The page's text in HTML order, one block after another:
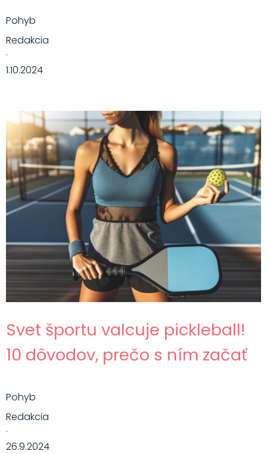
Pohyb
Redakcia
·
1.10.2024
Svet športu valcuje pickleball!
10 dôvodov, prečo s ním začať
Pohyb
Redakcia
·
26.9.2024